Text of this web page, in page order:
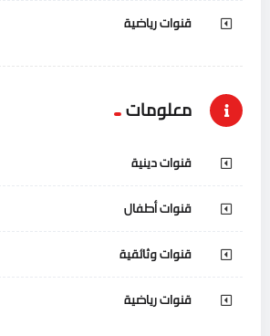
قنوات رياضية
معلومات
قنوات دينية
قنوات أطفال
قنوات وثائقية
قنوات رياضية